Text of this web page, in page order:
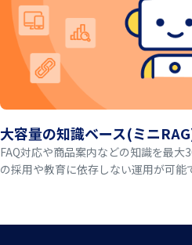
大容量の知識ベース(ミニ
FAQ対応や商品案内などの知識を最
の採用や教育に依存しない運用が可能